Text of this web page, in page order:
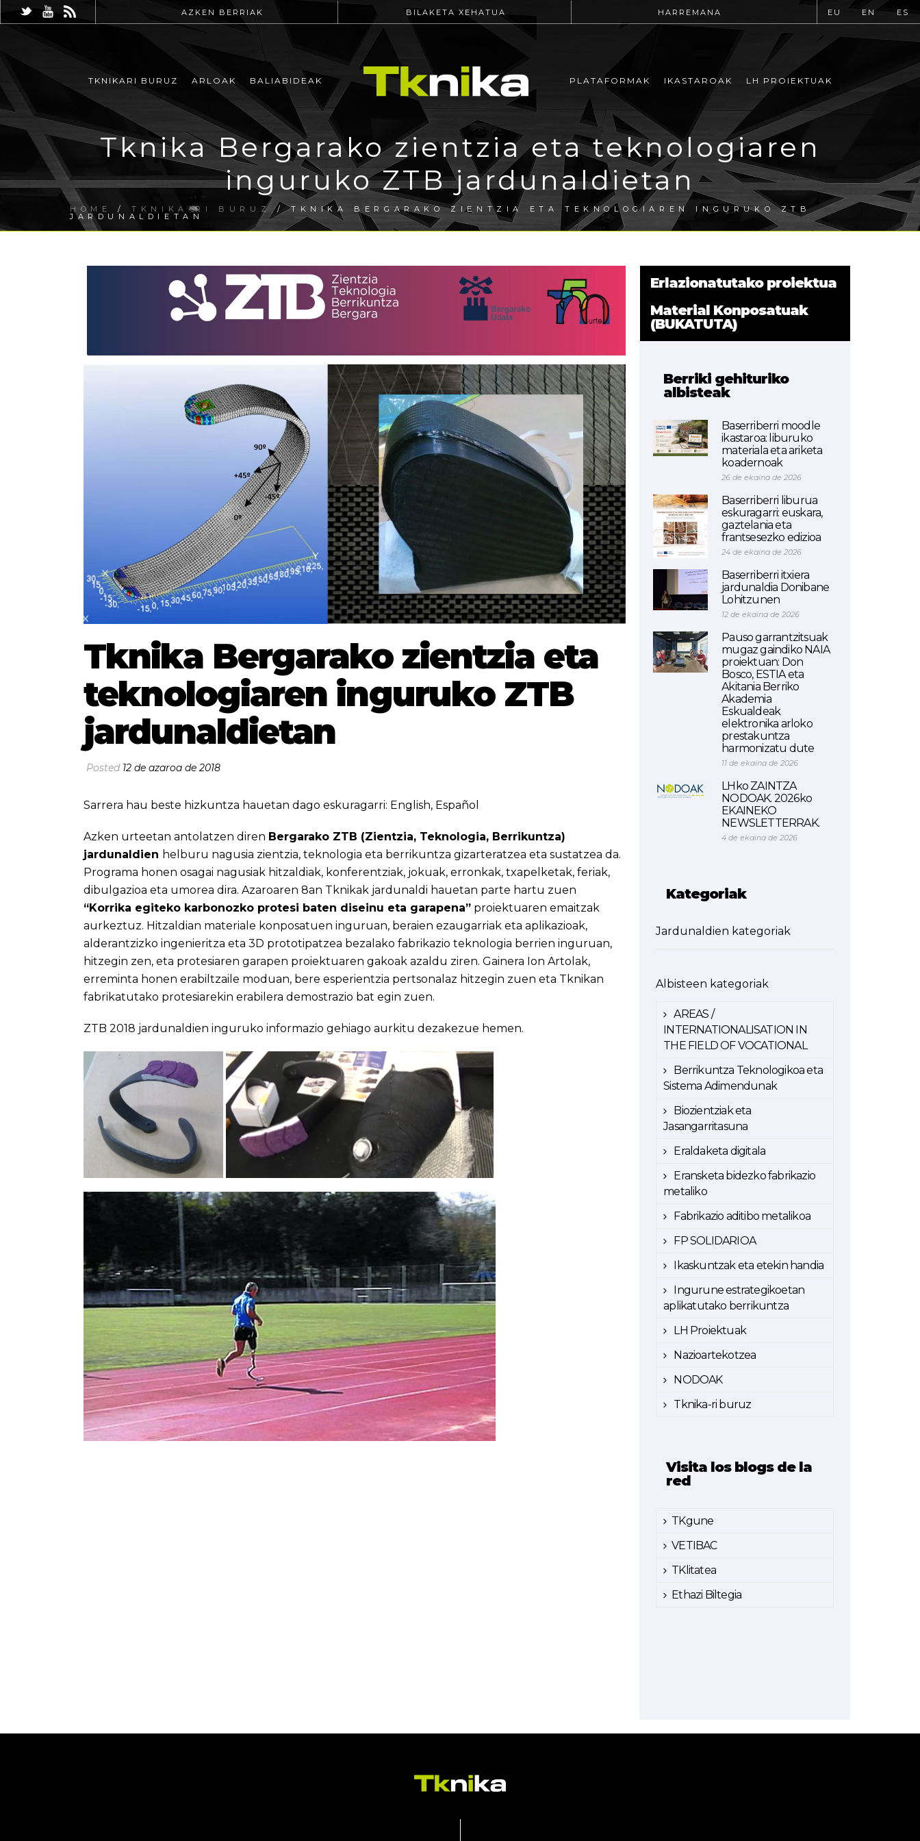
AZKEN BERRIAK BILAKETA XEHATUA HARREMANA EU EN ES
TKNIKARI BURUZ ARLOAK BALIABIDEAK PLATAFORMAK IKASTAROAK LH PROIEKTUAK
Tknika Bergarako zientzia eta teknologiaren
inguruko ZTB jardunaldietan
HOME /TKNIKA-RI BURUZ / TKNIKA BERGARAKO ZIENTZIA ETA TEKNOLOGIAREN INGURUKO ZTB
JARDUNALDIETAN
Tknika Bergarako zientzia eta
teknologiaren inguruko ZTB
jardunaldietan
Posted 12 de azaroa de 2018
Sarrera hau beste hizkuntza hauetan dago eskuragarri: English, Español
Azken urteetan antolatzen diren Bergarako ZTB (Zientzia, Teknologia, Berrikuntza)
jardunaldien helburu nagusia zientzia, teknologia eta berrikuntza gizarteratzea eta sustatzea da.
Programa honen osagai nagusiak hitzaldiak, konferentziak, jokuak, erronkak, txapelketak, feriak,
dibulgazioa eta umorea dira. Azaroaren 8an Tknikak jardunaldi hauetan parte hartu zuen
“Korrika egiteko karbonozko protesi baten diseinu eta garapena” proiektuaren emaitzak
aurkeztuz. Hitzaldian materiale konposatuen inguruan, beraien ezaugarriak eta aplikazioak,
alderantzizko ingenieritza eta 3D prototipatzea bezalako fabrikazio teknologia berrien inguruan,
hitzegin zen, eta protesiaren garapen proiektuaren gakoak azaldu ziren. Gainera Ion Artolak,
erreminta honen erabiltzaile moduan, bere esperientzia pertsonalaz hitzegin zuen eta Tknikan
fabrikatutako protesiarekin erabilera demostrazio bat egin zuen.
ZTB 2018 jardunaldien inguruko informazio gehiago aurkitu dezakezue hemen.
Erlazionatutako proiektua
Material Konposatuak
(BUKATUTA)
Berriki gehituriko
albisteak
Baserriberri moodle
ikastaroa: liburuko
materiala eta ariketa
koadernoak
26 de ekaina de 2026
Baserriberri liburua
eskuragarri: euskara,
gaztelania eta
frantsesezko edizioa
24 de ekaina de 2026
Baserriberri itxiera
jardunaldia Donibane
Lohitzunen
12 de ekaina de 2026
Pauso garrantzitsuak
mugaz gaindiko NAIA
proiektuan: Don
Bosco, ESTIA eta
Akitania Berriko
Akademia
Eskualdeak
elektronika arloko
prestakuntza
harmonizatu dute
11 de ekaina de 2026
LHko ZAINTZA
NODOAK. 2026ko
EKAINEKO
NEWSLETTERRAK.
4 de ekaina de 2026
Kategoriak
Jardunaldien kategoriak
Albisteen kategoriak
AREAS /
INTERNATIONALISATION IN
THE FIELD OF VOCATIONAL
Berrikuntza Teknologikoa eta
Sistema Adimendunak
Biozientziak eta
Jasangarritasuna
Eraldaketa digitala
Eransketa bidezko fabrikazio
metaliko
Fabrikazio aditibo metalikoa
FP SOLIDARIOA
Ikaskuntzak eta etekin handia
Ingurune estrategikoetan
aplikatutako berrikuntza
LH Proiektuak
Nazioartekotzea
NODOAK
Tknika-ri buruz
Visita los blogs de la
red
TKgune
VETIBAC
TKlitatea
Ethazi Biltegia